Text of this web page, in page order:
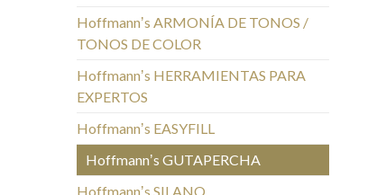
Hoffmannʼs ARMONÍA DE TONOS /
TONOS DE COLOR
Hoffmannʼs HERRAMIENTAS PARA
EXPERTOS
Hoffmannʼs EASYFILL
Hoffmannʼs GUTAPERCHA
Hoffmannʼs SILANO